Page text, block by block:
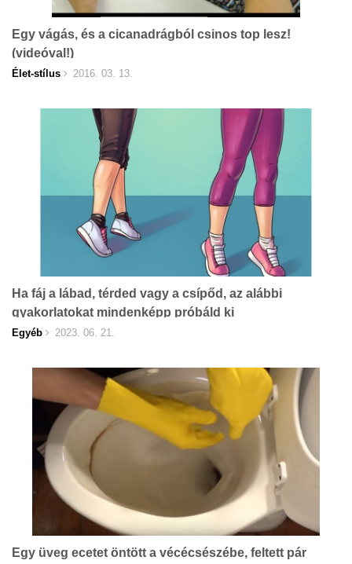
Egy vágás, és a cicanadrágból csinos top lesz!
(videóval!)
Élet-stílus 2016. 03. 13.
Ha fáj a lábad, térded vagy a csípőd, az alábbi
gyakorlatokat mindenképp próbáld ki
Egyéb 2023. 06. 21.
Egy üveg ecetet öntött a vécécsészébe, feltett pár